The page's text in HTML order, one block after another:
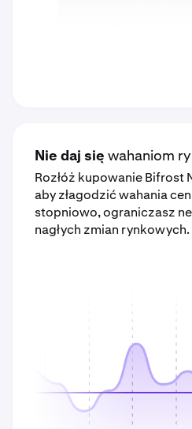
Nie daj się wahaniom
Rozłóż kupowanie Bifrost
aby złagodzić wahania
stopniowo, ograniczasz
nagłych zmian rynkowych.